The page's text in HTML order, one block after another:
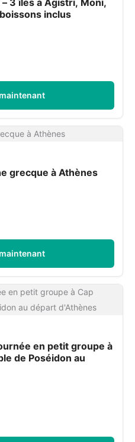
3 îles à Agistri, Moni,
inclus
grecque à Athènes
en petit groupe à
de Poséidon au